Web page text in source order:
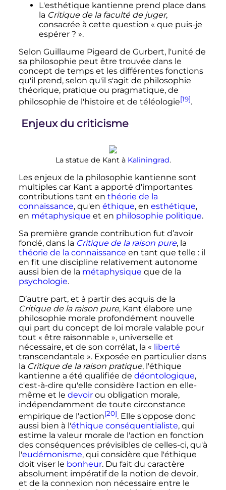
L'esthétique kantienne prend place dans
la Critique de la faculté de juger,
consacrée à cette question « que puis-je
espérer ? ».
Selon Guillaume Pigeard de Gurbert, l'unité de
sa philosophie peut être trouvée dans le
concept de temps et les différentes fonctions
qu'il prend, selon qu'il s'agit de philosophie
théorique, pratique ou pragmatique, de
philosophie de l'histoire et de téléologie[19].
Enjeux du criticisme
La statue de Kant à Kaliningrad.
Les enjeux de la philosophie kantienne sont
multiples car Kant a apporté d'importantes
contributions tant en théorie de la
connaissance, qu'en éthique, en esthétique,
en métaphysique et en philosophie politique.
Sa première grande contribution fut d’avoir
fondé, dans la Critique de la raison pure, la
théorie de la connaissance en tant que telle : il
en fit une discipline relativement autonome
aussi bien de la métaphysique que de la
psychologie.
D’autre part, et à partir des acquis de la
Critique de la raison pure, Kant élabore une
philosophie morale profondément nouvelle
qui part du concept de loi morale valable pour
tout « être raisonnable », universelle et
nécessaire, et de son corrélat, la « liberté
transcendantale ». Exposée en particulier dans
la Critique de la raison pratique, l'éthique
kantienne a été qualifiée de déontologique,
c'est-à-dire qu'elle considère l'action en elle-
même et le devoirou obligation morale,
indépendamment de toute circonstance
empirique de l'action[20]. Elle s'oppose donc
aussi bien à l'éthique conséquentialiste, qui
estime la valeur morale de l'action en fonction
des conséquences prévisibles de celles-ci, qu'à
l'eudémonisme, qui considère que l'éthique
doit viser le bonheur. Du fait du caractère
absolument impératif de la notion de devoir,
et de la connexion non nécessaire entre le